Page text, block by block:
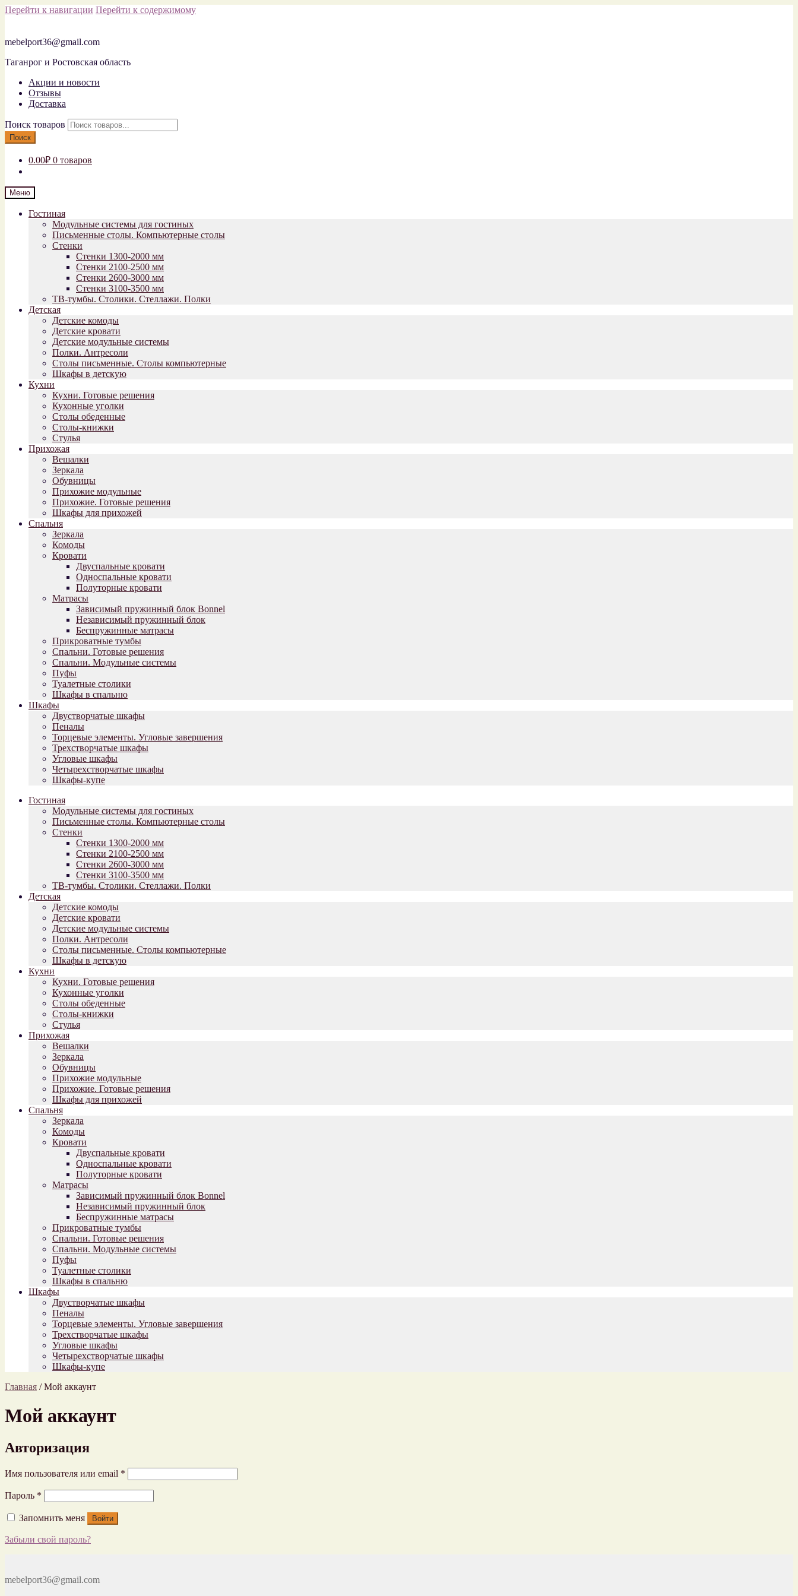
Перейти к навигации Перейти к содержимому
mebelport36@gmail.com
Таганрог и Ростовская область
Акции и новости
Отзывы
Доставка
Поиск товаров
Поиск
0.00₽ 0 товаров
Меню
Гостиная
Модульные системы для гостиных
Письменные столы. Компьютерные столы
Стенки
Стенки 1300-2000 мм
Стенки 2100-2500 мм
Стенки 2600-3000 мм
Стенки 3100-3500 мм
ТВ-тумбы. Столики. Стеллажи. Полки
Детская
Детские комоды
Детские кровати
Детские модульные системы
Полки. Антресоли
Столы письменные. Столы компьютерные
Шкафы в детскую
Кухни
Кухни. Готовые решения
Кухонные уголки
Столы обеденные
Столы-книжки
Стулья
Прихожая
Вешалки
Зеркала
Обувницы
Прихожие модульные
Прихожие. Готовые решения
Шкафы для прихожей
Спальня
Зеркала
Комоды
Кровати
Двуспальные кровати
Односпальные кровати
Полуторные кровати
Матрасы
Зависимый пружинный блок Bonnel
Независимый пружинный блок
Беспружинные матрасы
Прикроватные тумбы
Спальни. Готовые решения
Спальни. Модульные системы
Пуфы
Туалетные столики
Шкафы в спальню
Шкафы
Двустворчатые шкафы
Пеналы
Торцевые элементы. Угловые завершения
Трехстворчатые шкафы
Угловые шкафы
Четырехстворчатые шкафы
Шкафы-купе
Гостиная
Модульные системы для гостиных
Письменные столы. Компьютерные столы
Стенки
Стенки 1300-2000 мм
Стенки 2100-2500 мм
Стенки 2600-3000 мм
Стенки 3100-3500 мм
ТВ-тумбы. Столики. Стеллажи. Полки
Детская
Детские комоды
Детские кровати
Детские модульные системы
Полки. Антресоли
Столы письменные. Столы компьютерные
Шкафы в детскую
Кухни
Кухни. Готовые решения
Кухонные уголки
Столы обеденные
Столы-книжки
Стулья
Прихожая
Вешалки
Зеркала
Обувницы
Прихожие модульные
Прихожие. Готовые решения
Шкафы для прихожей
Спальня
Зеркала
Комоды
Кровати
Двуспальные кровати
Односпальные кровати
Полуторные кровати
Матрасы
Зависимый пружинный блок Bonnel
Независимый пружинный блок
Беспружинные матрасы
Прикроватные тумбы
Спальни. Готовые решения
Спальни. Модульные системы
Пуфы
Туалетные столики
Шкафы в спальню
Шкафы
Двустворчатые шкафы
Пеналы
Торцевые элементы. Угловые завершения
Трехстворчатые шкафы
Угловые шкафы
Четырехстворчатые шкафы
Шкафы-купе
Главная /Мой аккаунт
Мой аккаунт
Авторизация
Имя пользователя или email *
Пароль *
Запомнить меня Войти
Забыли свой пароль?
mebelport36@gmail.com